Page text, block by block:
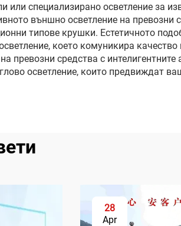
или специализирано осветление за
външно осветление на
типове крушки. Естетичното
което комуникира
превозни средства с
осветление, които предвиждат
28
Apr